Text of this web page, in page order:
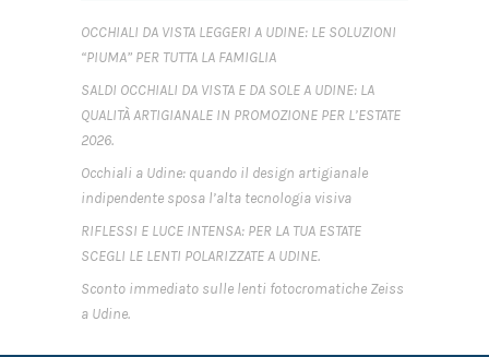
OCCHIALI DA VISTA LEGGERI A UDINE: LE SOLUZIONI
“PIUMA” PER TUTTA LA FAMIGLIA
SALDI OCCHIALI DA VISTA E DA SOLE A UDINE: LA
QUALITÀ ARTIGIANALE IN PROMOZIONE PER L’ESTATE
2026.
Occhiali a Udine: quando il design artigianale
indipendente sposa l’alta tecnologia visiva
RIFLESSI E LUCE INTENSA: PER LA TUA ESTATE
SCEGLI LE LENTI POLARIZZATE A UDINE.
Sconto immediato sulle lenti fotocromatiche Zeiss
a Udine.